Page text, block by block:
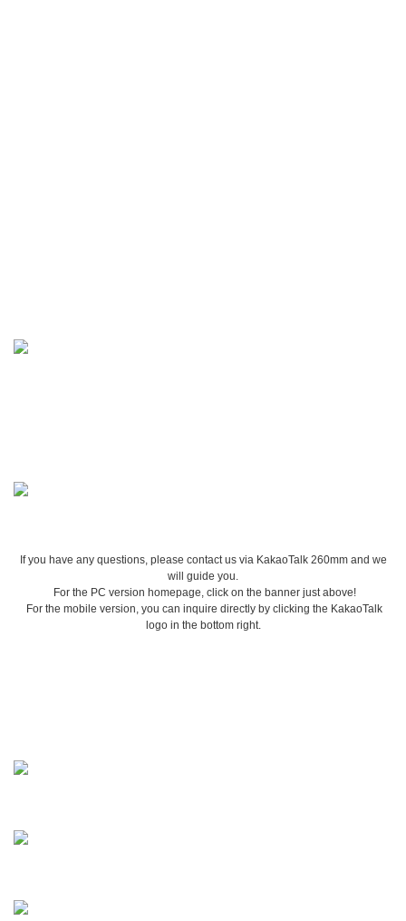
If you have any questions, please contact us via KakaoTalk 260mm and we
will guide you.
For the PC version homepage, click on the banner just above!
For the mobile version, you can inquire directly by clicking the KakaoTalk
logo in the bottom right.